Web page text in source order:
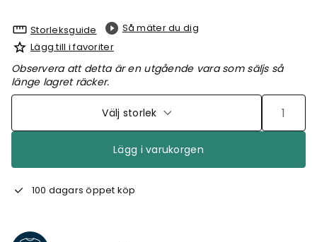
Storleksguide
Så mäter du dig
Lägg till i favoriter
Observera att detta är en utgående vara som säljs så
länge lagret räcker.
Välj storlek
Lägg i varukorgen
100 dagars öppet köp